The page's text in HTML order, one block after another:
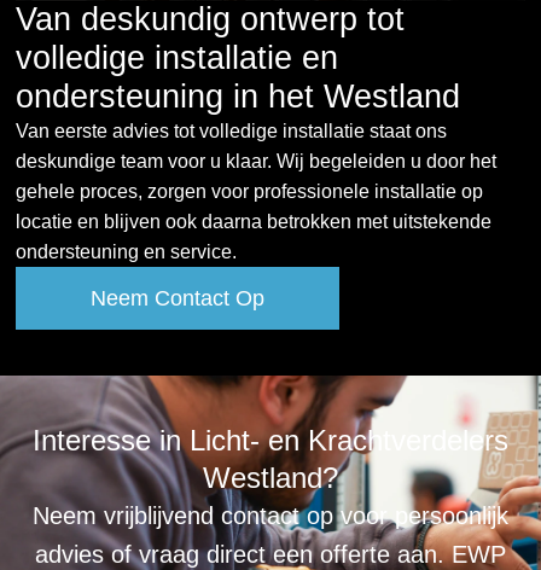
Van deskundig ontwerp tot
volledige installatie en
ondersteuning in het Westland
Van eerste advies tot volledige installatie staat ons
deskundige team voor u klaar. Wij begeleiden u door het
gehele proces, zorgen voor professionele installatie op
locatie en blijven ook daarna betrokken met uitstekende
ondersteuning en service.
Neem Contact Op
Interesse in Licht- en Krachtverdelers
Westland?
Neem vrijblijvend contact op voor persoonlijk
advies of vraag direct een offerte aan. EWP